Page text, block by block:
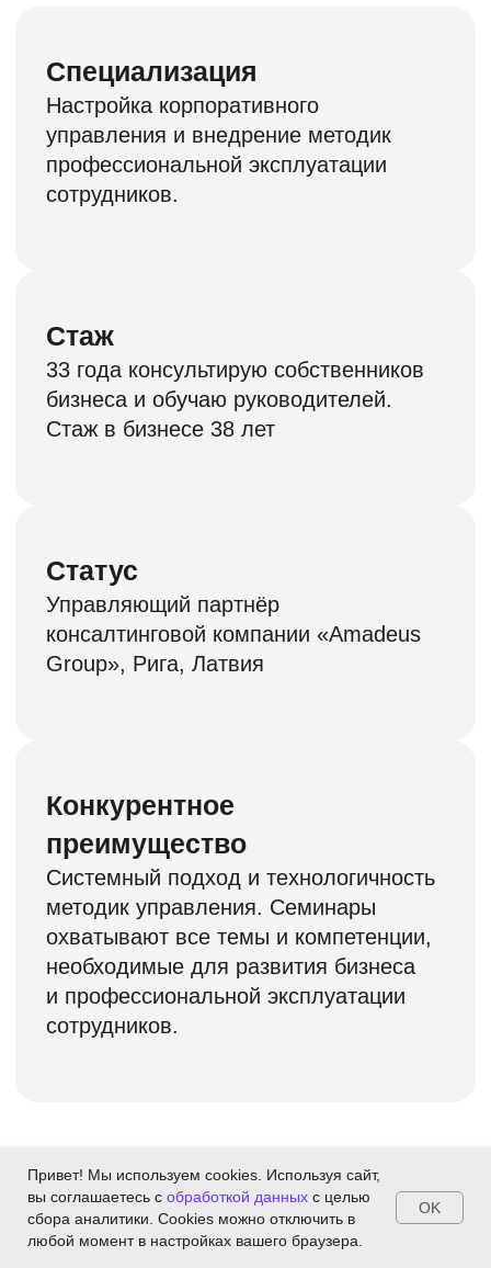
Пишите, отвечаем сразу!
Пишите, отвечаем сразу!
2005– 2026 © fridman.com.ru
Все права защищены.
ИП Козин М.В, ЦБТ «ЭКСПЕРТ»
Оплата счета (для юридических лиц)
или банковской картой через ПАО СБЕРБАНК
Способы оплаты
Привет! Мы используем cookies. Используя сайт,
вы соглашаетесь с обработкой данных с целью
сбора аналитики. Cookies можно отключить в
любой момент в настройках вашего браузера.
OK